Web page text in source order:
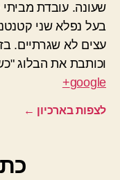
שעונה. עובדת
בעל נפלא שני
עצים לא שגרתיים.
וכותבת את הבלוג
google+
לצפות בארכיון ←